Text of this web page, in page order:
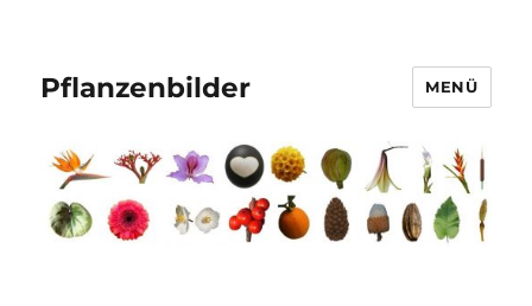
Pflanzenbilder MENÜ